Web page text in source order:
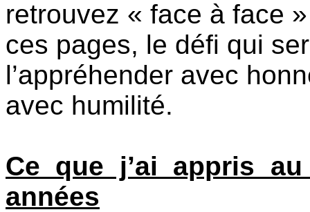
retrouvez « face à face
ces pages, le défi qui
l’appréhender avec
avec humilité.
Ce que j’ai appris
années